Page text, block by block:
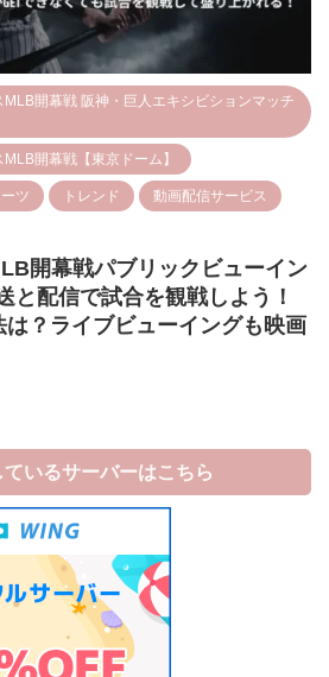
開幕戦 阪神・巨人エキシビションマッチ
開幕戦【東京ドーム】
ツ トレンド 動画配信サービス
開幕戦パブリックビューイン
と配信で試合を観戦しよう！
？ライブビューイングも映画
いるサーバーはこちら